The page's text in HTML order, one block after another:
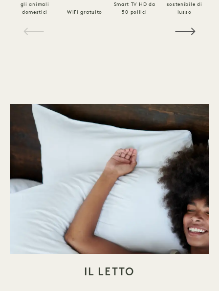
gli animali
domestici
WiFi gratuito
Smart TV HD da
50 pollici
sostenibile di
lusso
IL LETTO